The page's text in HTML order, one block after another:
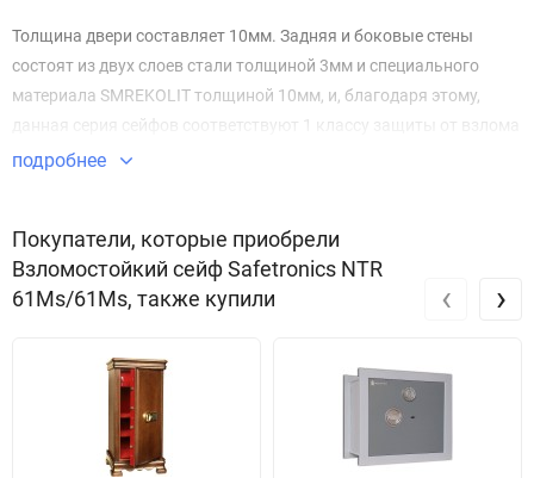
Толщина двери составляет 10мм. Задняя и боковые стены
состоят из двух слоев стали толщиной 3мм и специального
материала SMREKOLIT толщиной 10мм, и, благодаря этому,
данная серия сейфов соответствуют 1 классу защиты от взлома
подробнее
Покупатели, которые приобрели
Взломостойкий сейф Safetronics NTR
61Ms/61Ms, также купили
‹ ›